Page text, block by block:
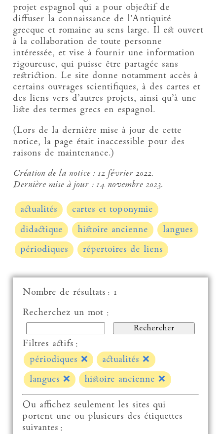
projet espagnol qui a pour objectif de
diffuser la connaissance de l’Antiquité
grecque et romaine au sens large. Il est ouvert
à la collaboration de toute personne
intéressée, et vise à fournir une information
rigoureuse, qui puisse être partagée sans
restriction. Le site donne notamment accès à
certains ouvrages scientifiques, à des cartes et
des liens vers d’autres projets, ainsi qu’à une
liste des termes grecs en espagnol.
(Lors de la dernière mise à jour de cette
notice, la page était inaccessible pour des
raisons de maintenance.)
Création de la notice :12 février 2022.
Dernière mise à jour :14 novembre 2023.
actualités
cartes et toponymie
didactique
histoire ancienne
langues
périodiques
répertoires de liens
Nombre de résultats : 1
Recherchez un mot :
Filtres actifs :
périodiques ❌ actualités❌
langues ❌ histoire ancienne❌
Ou affichez seulement les sites qui
portent une ou plusieurs des étiquettes
suivantes :